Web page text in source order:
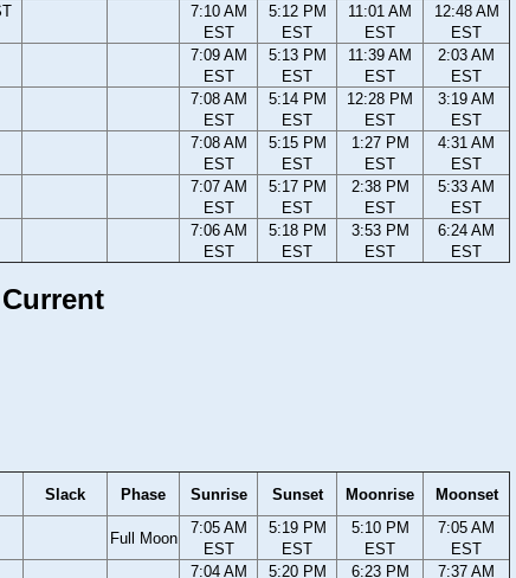
7:10 AM
EST
5:12 PM
EST
11:01 AM
EST
12:48 AM
EST
7:09 AM
EST
5:13 PM
EST
11:39 AM
EST
2:03 AM
EST
7:08 AM
EST
5:14 PM
EST
12:28 PM
EST
3:19 AM
EST
7:08 AM
EST
5:15 PM
EST
1:27 PM
EST
4:31 AM
EST
7:07 AM
EST
5:17 PM
EST
2:38 PM
EST
5:33 AM
EST
7:06 AM
EST
5:18 PM
EST
3:53 PM
EST
6:24 AM
EST
Slack Phase Sunrise Sunset Moonrise
Moonset
Full Moon
7:05 AM
EST
5:19 PM
EST
5:10 PM
EST
7:05 AM
EST
7:04 AM
5:20 PM
6:23 PM
7:37 AM